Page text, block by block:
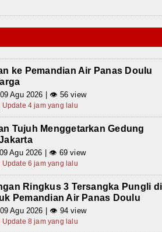
ke Pemandian Air Panas Doulu
Agu 2026 | 👁 56 view
Update 4 jam yang lalu
Tujuh Menggetarkan Gedung
Agu 2026 | 👁 69 view
Update 6 jam yang lalu
Ringkus 3 Tersangka Pungli di
Pemandian Air Panas Doulu
Agu 2026 | 👁 94 view
Update 8 jam yang lalu